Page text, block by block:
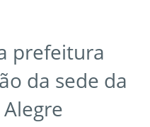
prefeitura
da sede da